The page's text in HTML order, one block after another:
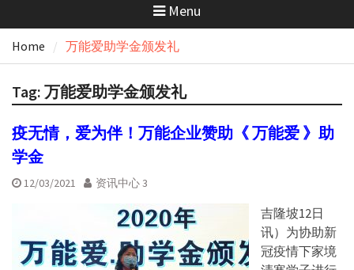
Menu
Home 万能爱助学金颁发礼
Tag: 万能爱助学金颁发礼
疫无情，爱为伴！万能企业赞助《 万能爱 》助
学金
12/03/2021 资讯中心 3
吉隆坡12日
讯）为协助新
冠疫情下家境